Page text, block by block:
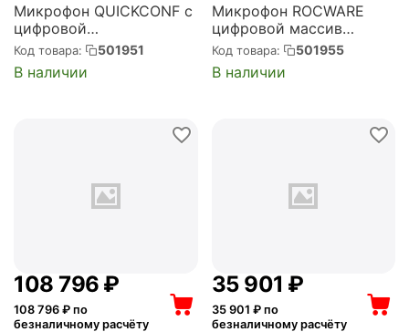
Микрофон QUICKCONF с
цифровой
интеллектуальной
обработкой сигнала
(Quickconf RM70)
Код товара: 501951
В наличии
Микрофон ROCWARE
цифровой массив
(Rocware RM850)
Код товара: 501955
В наличии
108 796 ₽
108 796 ₽ по
безналичному расчёту
35 901 ₽
35 901 ₽ по
безналичному расчёту